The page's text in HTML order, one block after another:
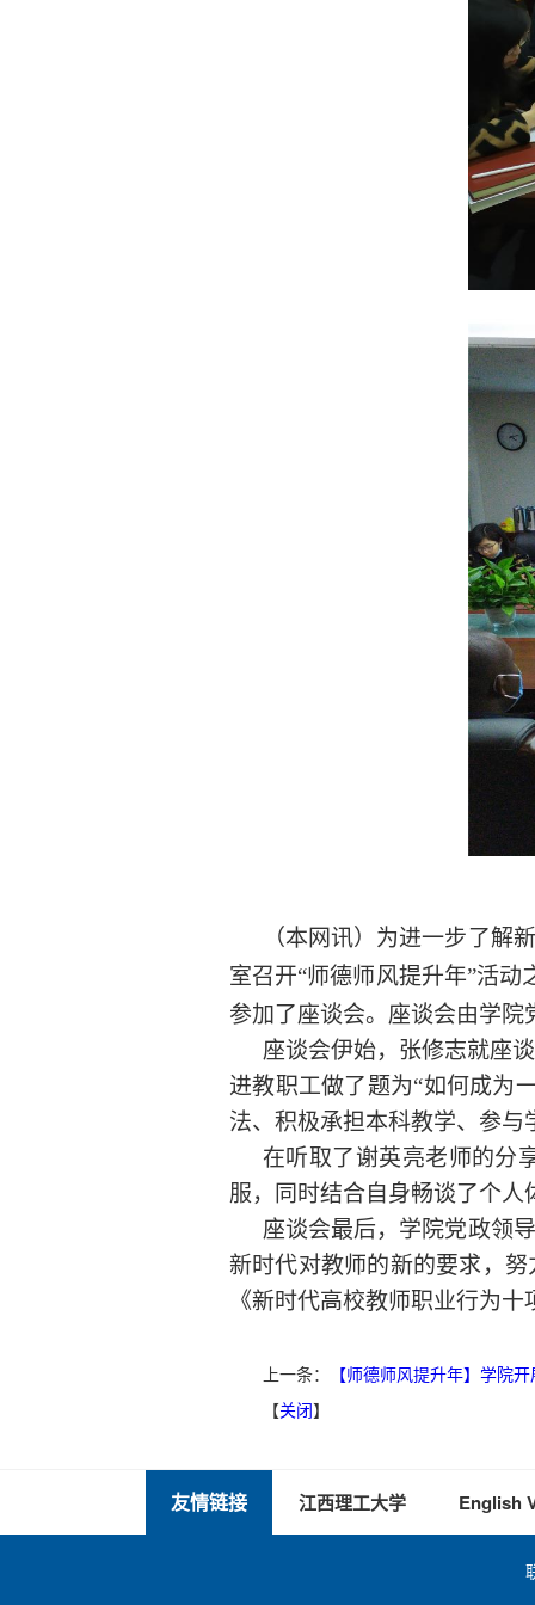
（本网讯）为进一步了解
室召开“师德师风提升年”活
参加了座谈会。座谈会由学院
座谈会伊始，张修志就座
进教职工做了题为“如何成为
法、积极承担本科教学、参
在听取了谢英亮老师的分
服，同时结合自身畅谈了个人
座谈会最后，学院党政领
新时代对教师的新的要求，
《新时代高校教师职业行为
上一条：
【师德师风提升年】学院
【关闭】
友情链接 江西理工大学 English